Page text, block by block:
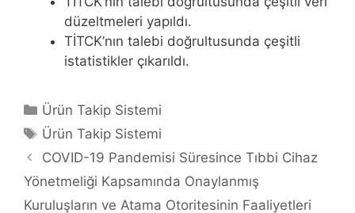
düzeltmeleri yapıldı.
TİTCK’nın talebi doğrultusunda çeşitli
istatistikler çıkarıldı.
Kategoriler
Ürün Takip Sistemi
Etiketler
Ürün Takip Sistemi
Yazı
dolaşımı
COVID-19 Pandemisi Süresince Tıbbi Cihaz
Yönetmeliği Kapsamında Onaylanmış
Kuruluşların ve Atama Otoritesinin Faaliyetleri